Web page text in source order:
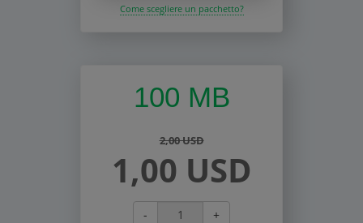
Come scegliere un pacchetto?
100 MB
2,00 USD
1,00 USD
- +